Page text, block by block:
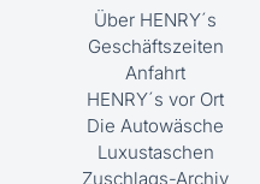
Über HENRY´s
Geschäftszeiten
Anfahrt
HENRY´s vor Ort
Die Autowäsche
Luxustaschen
Zuschlags-Archiv